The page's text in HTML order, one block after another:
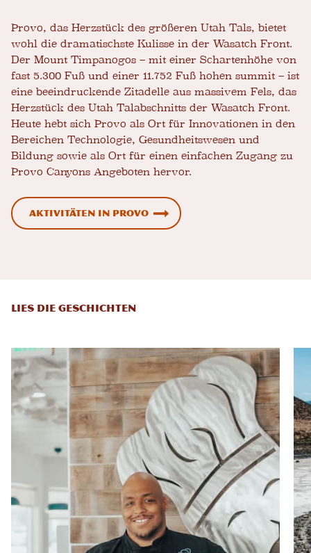
Provo, das Herzstück des größeren Utah Tals, bietet
wohl die dramatischste Kulisse in der Wasatch Front.
Der Mount Timpanogos – mit einer Schartenhöhe von
fast 5.300 Fuß und einer 11.752 Fuß hohen summit – ist
eine beeindruckende Zitadelle aus massivem Fels, das
Herzstück des Utah Talabschnitts der Wasatch Front.
Heute hebt sich Provo als Ort für Innovationen in den
Bereichen Technologie, Gesundheitswesen und
Bildung sowie als Ort für einen einfachen Zugang zu
Provo Canyons Angeboten hervor.
Aktivitäten in Provo
LIES DIE GESCHICHTEN